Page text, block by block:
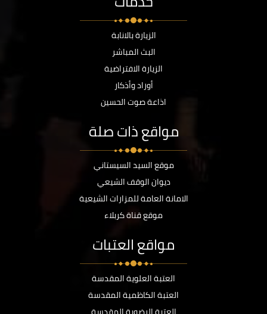
الزيارة بالانابة
البث المباشر
الزيارة الافتراضية
أوراد وأذكار
اذاعة صوت الحسين
مواقع ذات صلة
موقع السيد السيستاني
ديوان الوقف الشيعي
الامانة العامة للمزارات الشيعية
موقع قناة كربلاء
مواقع العتبات
العتبة العلوية المقدسة
العتبة الكاظمية المقدسة